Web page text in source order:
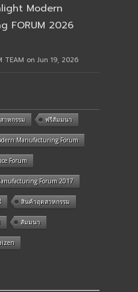
Modern
FORUM 2026
TEAM on Jun 19, 2026
าหกรรม ฟรีสัมมนา
Manufacturing Forum
Forum
Forum 2017
สินค้าอุตสาหกรรม
สัมมนา